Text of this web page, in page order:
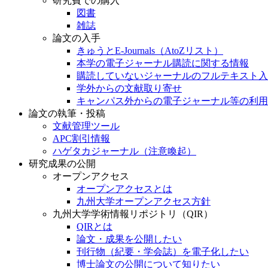
図書
雑誌
論文の入手
きゅうとE-Journals（AtoZリスト）
本学の電子ジャーナル購読に関する情報
購読していないジャーナルのフルテキスト
学外からの文献取り寄せ
キャンパス外からの電子ジャーナル等の利用
論文の執筆・投稿
文献管理ツール
APC割引情報
ハゲタカジャーナル（注意喚起）
研究成果の公開
オープンアクセス
オープンアクセスとは
九州大学オープンアクセス方針
九州大学学術情報リポジトリ（QIR）
QIRとは
論文・成果を公開したい
刊行物（紀要・学会誌）を電子化したい
博士論文の公開について知りたい